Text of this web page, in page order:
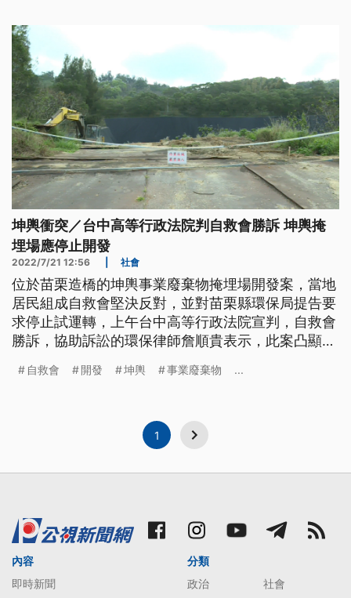
坤輿衝突／台中高等行政法院判自救會勝訴 坤輿掩
埋場應停止開發
2022/7/21 12:56 社會
位於苗栗造橋的坤輿事業廢棄物掩埋場開發案，當地
居民組成自救會堅決反對，並對苗栗縣環保局提告要
求停止試運轉，上午台中高等行政法院宣判，自救會
勝訴，協助訴訟的環保律師詹順貴表示，此案凸顯開
局回應，會尊重判決結果，停止試運轉。
自救會 開發 坤輿 事業廢棄物 ...
1
內容
即時新聞
分類
政治
社會